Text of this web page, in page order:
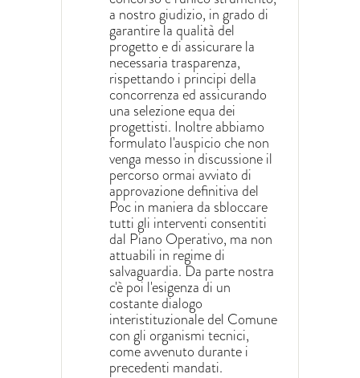
a nostro giudizio, in grado di
garantire la qualità del
progetto e di assicurare la
necessaria trasparenza,
rispettando i principi della
concorrenza ed assicurando
una selezione equa dei
progettisti. Inoltre abbiamo
formulato l'auspicio che non
venga messo in discussione il
percorso ormai avviato di
approvazione definitiva del
Poc in maniera da sbloccare
tutti gli interventi consentiti
dal Piano Operativo, ma non
attuabili in regime di
salvaguardia. Da parte nostra
c'è poi l'esigenza di un
costante dialogo
interistituzionale del Comune
con gli organismi tecnici,
come avvenuto durante i
precedenti mandati.